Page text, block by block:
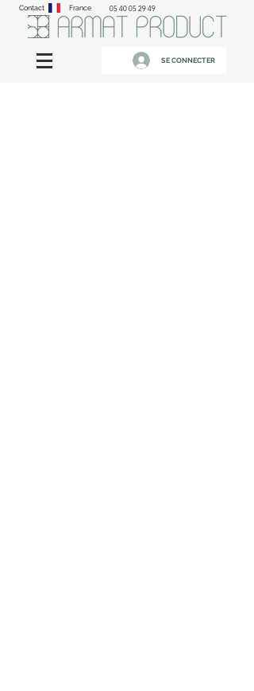
Contact France 05 40 05 29 49
SE CONNECTER